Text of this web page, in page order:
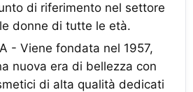
di riferimento nel settore
donne di tutte le età.
- Viene fondata nel 1957,
nuova era di bellezza con
di alta qualità dedicati